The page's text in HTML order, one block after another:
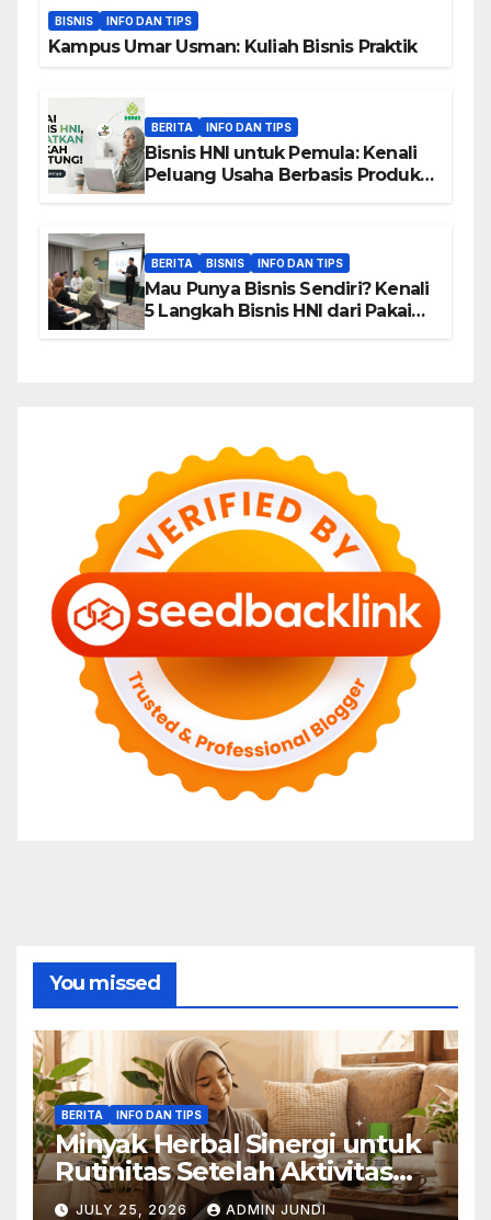
BISNIS INFO DAN TIPS
Kampus Umar Usman: Kuliah Bisnis Praktik
BERITA INFO DAN TIPS
Bisnis HNI untuk Pemula: Kenali
Peluang Usaha Berbasis Produk,
BERITA BISNIS INFO DAN TIPS
Mau Punya Bisnis Sendiri? Kenali
5 Langkah Bisnis HNI dari Pakai
You missed
BERITA INFO DAN TIPS
Minyak Herbal Sinergi untuk
Rutinitas Setelah Aktivitas
Padat
JULY 25, 2026 ADMIN JUNDI